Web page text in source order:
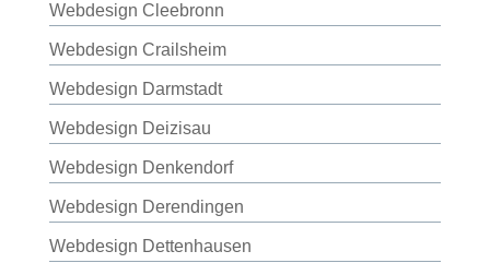
Webdesign Cleebronn
Webdesign Crailsheim
Webdesign Darmstadt
Webdesign Deizisau
Webdesign Denkendorf
Webdesign Derendingen
Webdesign Dettenhausen